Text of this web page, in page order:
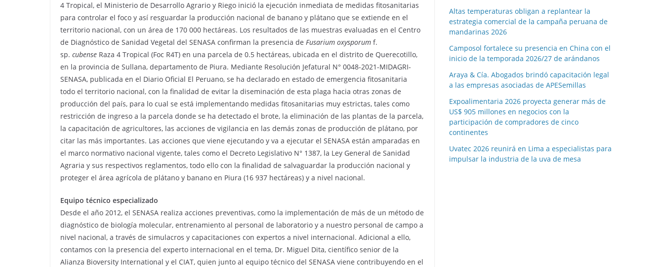
4 Tropical, el Ministerio de Desarrollo Agrario y Riego inició la ejecución inmediata de medidas fitosanitarias
para controlar el foco y así resguardar la producción nacional de banano y plátano que se extiende en el
territorio nacional, con un área de 170 000 hectáreas. Los resultados de las muestras evaluadas en el Centro
de Diagnóstico de Sanidad Vegetal del SENASA confirman la presencia de Fusarium oxysporum f.
sp. cubense Raza 4 Tropical (Foc R4T) en una parcela de 0.5 hectáreas, ubicada en el distrito de Querecotillo,
en la provincia de Sullana, departamento de Piura. Mediante Resolución Jefatural N° 0048-2021-MIDAGRI-
SENASA, publicada en el Diario Oficial El Peruano, se ha declarado en estado de emergencia fitosanitaria
todo el territorio nacional, con la finalidad de evitar la diseminación de esta plaga hacia otras zonas de
producción del país, para lo cual se está implementando medidas fitosanitarias muy estrictas, tales como
restricción de ingreso a la parcela donde se ha detectado el brote, la eliminación de las plantas de la parcela,
la capacitación de agricultores, las acciones de vigilancia en las demás zonas de producción de plátano, por
citar las más importantes. Las acciones que viene ejecutando y va a ejecutar el SENASA están amparadas en
el marco normativo nacional vigente, tales como el Decreto Legislativo N° 1387, la Ley General de Sanidad
Agraria y sus respectivos reglamentos, todo ello con la finalidad de salvaguardar la producción nacional y
proteger el área agrícola de plátano y banano en Piura (16 937 hectáreas) y a nivel nacional.
Equipo técnico especializado
Desde el año 2012, el SENASA realiza acciones preventivas, como la implementación de más de un método de
diagnóstico de biología molecular, entrenamiento al personal de laboratorio y a nuestro personal de campo a
nivel nacional, a través de simulacros y capacitaciones con expertos a nivel internacional. Adicional a ello,
contamos con la presencia del experto internacional en el tema, Dr. Miguel Dita, científico senior de la
Alianza Bioversity International y el CIAT, quien junto al equipo técnico del SENASA viene contribuyendo en el
Altas temperaturas obligan a replantear la
estrategia comercial de la campaña peruana de
mandarinas 2026
Camposol fortalece su presencia en China con el
inicio de la temporada 2026/27 de arándanos
Araya & Cía. Abogados brindó capacitación legal
a las empresas asociadas de APESemillas
Expoalimentaria 2026 proyecta generar más de
US$ 905 millones en negocios con la
participación de compradores de cinco
continentes
Uvatec 2026 reunirá en Lima a especialistas para
impulsar la industria de la uva de mesa